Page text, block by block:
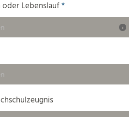
Lebenslauf *